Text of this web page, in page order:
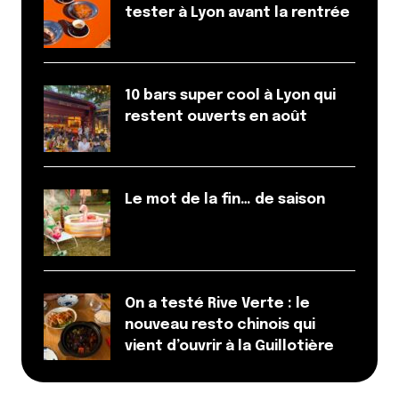
tester à Lyon avant la rentrée
10 bars super cool à Lyon qui
restent ouverts en août
Le mot de la fin… de saison
On a testé Rive Verte : le
nouveau resto chinois qui
vient d’ouvrir à la Guillotière